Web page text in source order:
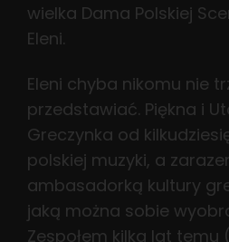
wielka Dama Polskiej
Eleni.
Eleni chyba nikomu nie
przedstawiać. Piękna i
Greczynka od
polskiej muzyki, a
ambasadorką kultury
jaką można sobie
Zespołem kilka lat temu